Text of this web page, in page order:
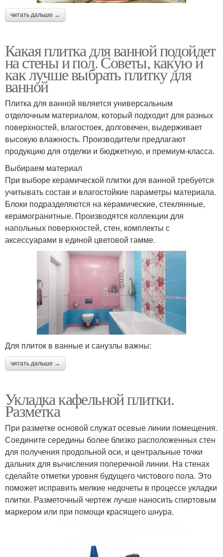
читать дальше →
Какая плитка для ванной подойдет
на стены и пол. Советы, какую и
как лучше выбрать плитку для
ванной
Плитка для ванной является универсальным
отделочным материалом, который подходит для разных
поверхностей, влагостоек, долговечен, выдерживает
высокую влажность. Производители предлагают
продукцию для отделки и бюджетную, и премиум-класса.
Выбираем материал
При выборе керамической плитки для ванной требуется
учитывать состав и влагостойкие параметры материала.
Блоки подразделяются на керамические, стеклянные,
керамогранитные. Производятся коллекции для
напольных поверхностей, стен, комплекты с
аксессуарами в единой цветовой гамме.
Для плиток в ванные и санузлы важны:
читать дальше →
Укладка кафельной плитки.
Разметка
При разметке основой служат осевые линии помещения.
Соедините середины более близко расположенных стен
для получения продольной оси, и центральные точки
дальних для вычисления поперечной линии. На стенах
сделайте отметки уровня будущего чистового пола. Это
поможет исправить мелкие недочеты в процессе укладки
плитки. Разметочный чертеж лучше наносить спиртовым
маркером или при помощи красящего шнура.